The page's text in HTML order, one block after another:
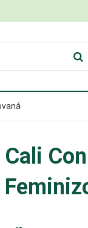
Cali